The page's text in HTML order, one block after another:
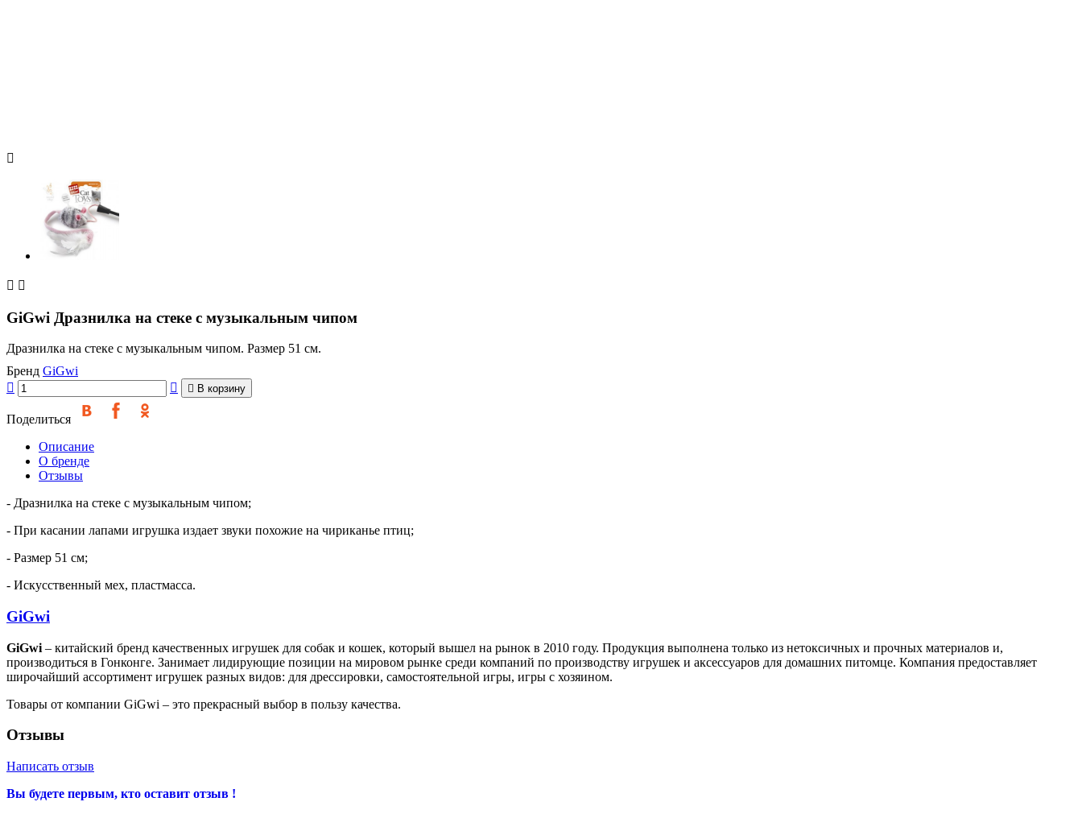

 
GiGwi Дразнилка на стеке с музыкальным чипом
Дразнилка на стеке с музыкальным чипом. Размер 51 см.
Бренд GiGwi

  В корзину
Поделиться
Описание
О бренде
Отзывы
- Дразнилка на стеке с музыкальным чипом;
- При касании лапами игрушка издает звуки похожие на чириканье птиц;
- Размер 51 см;
- Искусственный мех, пластмасса.
GiGwi
GiGwi – китайский бренд качественных игрушек для собак и кошек, который вышел на рынок в 2010 году. Продукция выполнена только из нетоксичных и прочных материалов и,
производиться в Гонконге. Занимает лидирующие позиции на мировом рынке среди компаний по производству игрушек и аксессуаров для домашних питомце. Компания предоставляет
широчайший ассортимент игрушек разных видов: для дрессировки, самостоятельной игры, игры с хозяином.
Товары от компании GiGwi – это прекрасный выбор в пользу качества.
Отзывы
Написать отзыв
Вы будете первым, кто оставит отзыв !